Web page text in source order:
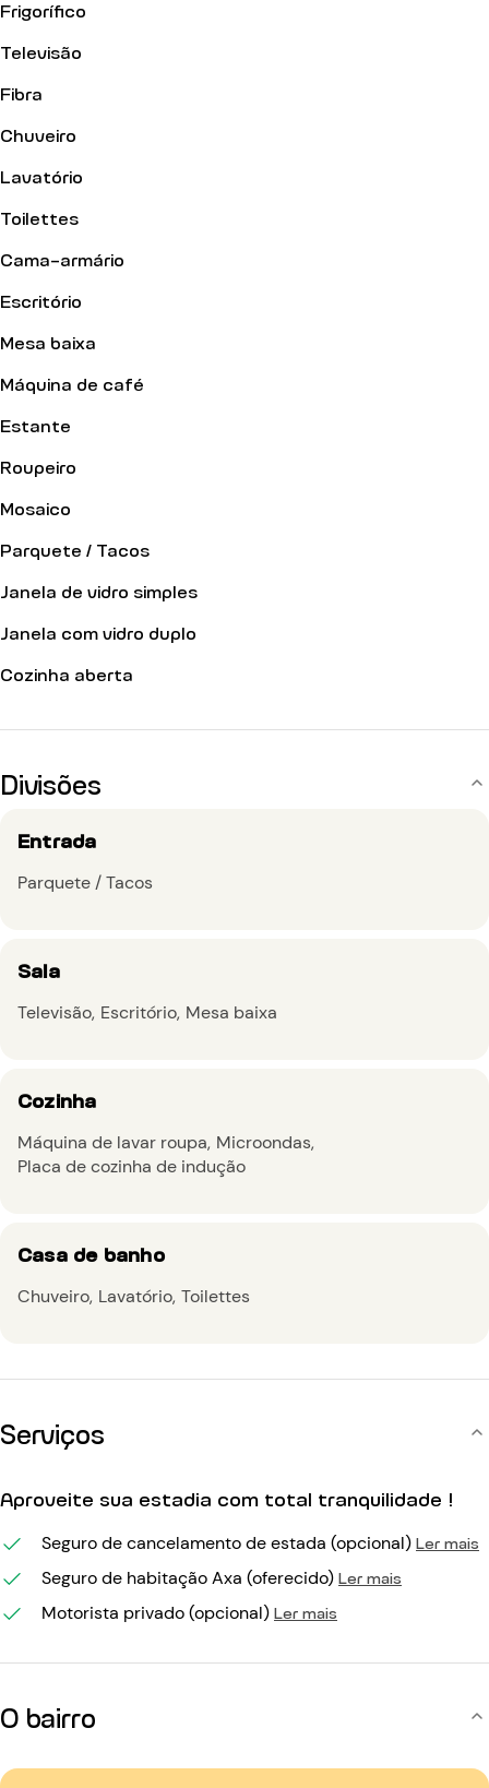
Frigorífico
Televisão
Fibra
Chuveiro
Lavatório
Toilettes
Cama-armário
Escritório
Mesa baixa
Máquina de café
Estante
Roupeiro
Mosaico
Parquete / Tacos
Janela de vidro simples
Janela com vidro duplo
Cozinha aberta
Divisões
Entrada
Parquete / Tacos
Sala
Televisão Escritório Mesa baixa
Cozinha
Máquina de lavar roupa Microondas
Placa de cozinha de indução
Casa de banho
Chuveiro Lavatório Toilettes
Serviços
Aproveite sua estadia com total tranquilidade !
Seguro de cancelamento de estada (opcional) Ler mais
Seguro de habitação Axa (oferecido) Ler mais
Motorista privado (opcional) Ler mais
O bairro